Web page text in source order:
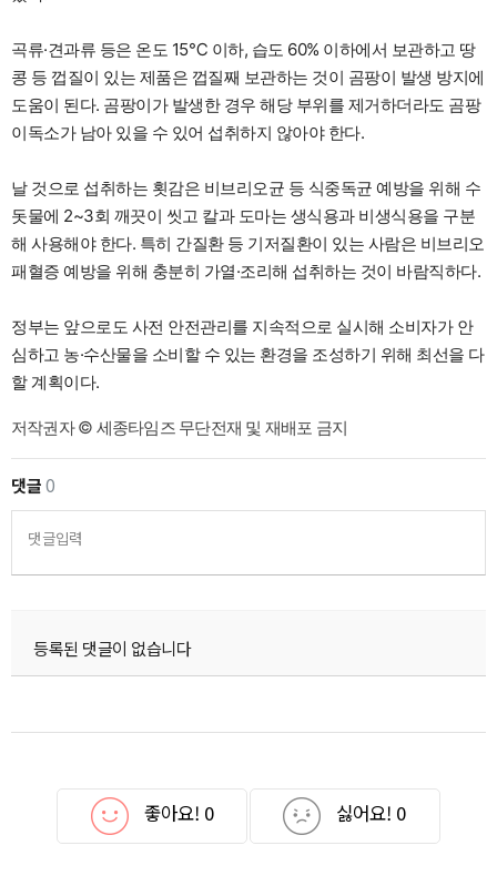
곡류·견과류 등은 온도 15℃ 이하, 습도 60% 이하에서 보관하고 땅
콩 등 껍질이 있는 제품은 껍질째 보관하는 것이 곰팡이 발생 방지에
도움이 된다. 곰팡이가 발생한 경우 해당 부위를 제거하더라도 곰팡
이독소가 남아 있을 수 있어 섭취하지 않아야 한다.
날 것으로 섭취하는 횟감은 비브리오균 등 식중독균 예방을 위해 수
돗물에 2~3회 깨끗이 씻고 칼과 도마는 생식용과 비생식용을 구분
해 사용해야 한다. 특히 간질환 등 기저질환이 있는 사람은 비브리오
패혈증 예방을 위해 충분히 가열·조리해 섭취하는 것이 바람직하다.
정부는 앞으로도 사전 안전관리를 지속적으로 실시해 소비자가 안
심하고 농·수산물을 소비할 수 있는 환경을 조성하기 위해 최선을 다
할 계획이다.
저작권자 © 세종타임즈 무단전재 및 재배포 금지
댓글0
댓글입력
등록된 댓글이 없습니다
좋아요! 0 싫어요! 0